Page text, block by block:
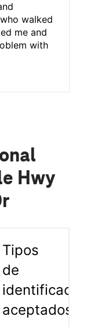
walked
me and
with
Hwy
Tipos
de
aceptados